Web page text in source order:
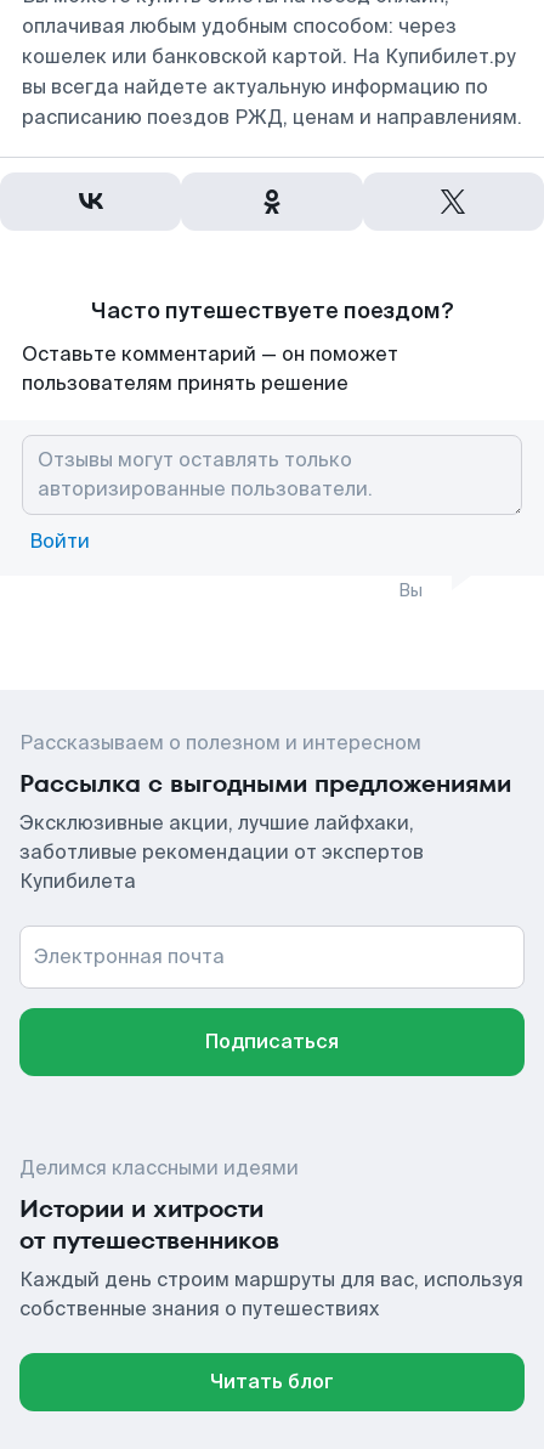
оплачивая любым удобным способом: через
кошелек или банковской картой. На Купибилет.ру
вы всегда найдете актуальную информацию по
расписанию поездов РЖД, ценам и направлениям.
Часто путешествуете поездом?
Оставьте комментарий — он поможет
пользователям принять решение
Войти
Вы
Рассказываем о полезном и интересном
Рассылка с выгодными предложениями
Эксклюзивные акции, лучшие лайфхаки,
заботливые рекомендации от экспертов
Купибилета
Электронная почта
Подписаться
Делимся классными идеями
Истории и хитрости
от путешественников
Каждый день строим маршруты для вас, используя
собственные знания о путешествиях
Читать блог